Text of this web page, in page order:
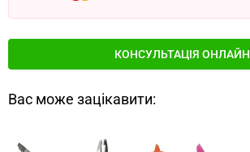
КОНСУЛЬТАЦІЯ ОНЛАЙН
Вас може зацікавити: